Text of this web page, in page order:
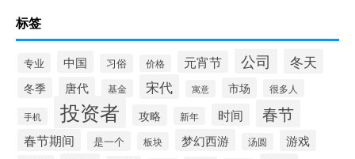
标签
专业 中国 习俗 价格 元宵节 公司 冬天
冬季 唐代 基金 宋代 寓意 市场 很多人
手机 投资者 攻略 新年 时间 春节
春节期间 是一个 板块 梦幻西游 汤圆
游戏